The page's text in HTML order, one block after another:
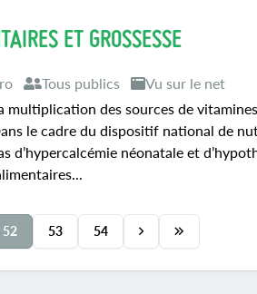
ET GROSSESSE
Tous publics
Vu sur le net
multiplication des sources de
le cadre du dispositif national de
d’hypercalcémie néonatale et
52 53 54